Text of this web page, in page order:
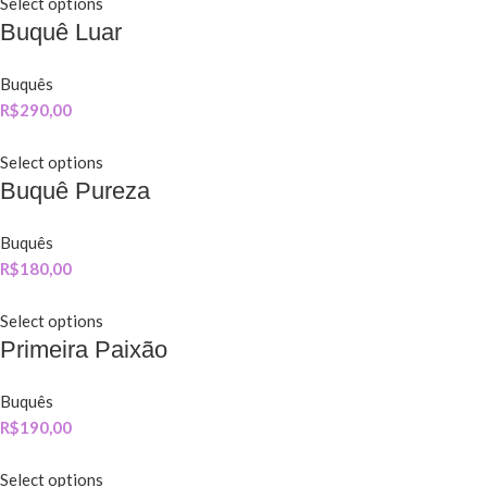
Buquê Luar
Buquês
R$290,00
Select options
Buquê Pureza
Buquês
R$180,00
Select options
Primeira Paixão
Buquês
R$190,00
Select options